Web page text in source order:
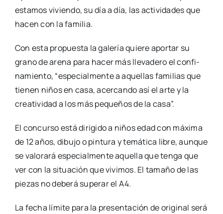
esta­mos vivien­do, su día a día, las acti­vi­da­des que
hacen con la fami­lia.
Con esta pro­pues­ta la gale­ría quie­re apor­tar su
grano de are­na para hacer más lle­va­de­ro el con­fi­
na­mien­to, “espe­cial­men­te a aque­llas fami­lias que
tie­nen niños en casa, acer­can­do así el arte y la
crea­ti­vi­dad a los más peque­ños de la casa”.
El con­cur­so está diri­gi­do a niños edad con máxi­ma
de 12 años, dibu­jo o pin­tu­ra y temá­ti­ca libre, aun­que
se valo­ra­rá espe­cial­men­te aque­lla que ten­ga que
ver con la situa­ción que vivi­mos. El tama­ño de las
pie­zas no debe­rá supe­rar el A4.
La fecha lími­te para la pre­sen­ta­ción de ori­gi­nal será